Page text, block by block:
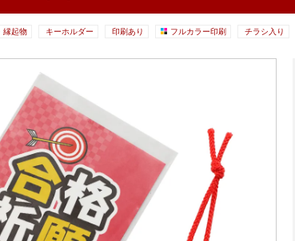
縁起物 キーホルダー 印刷あり フルカラー印刷 チラシ入り